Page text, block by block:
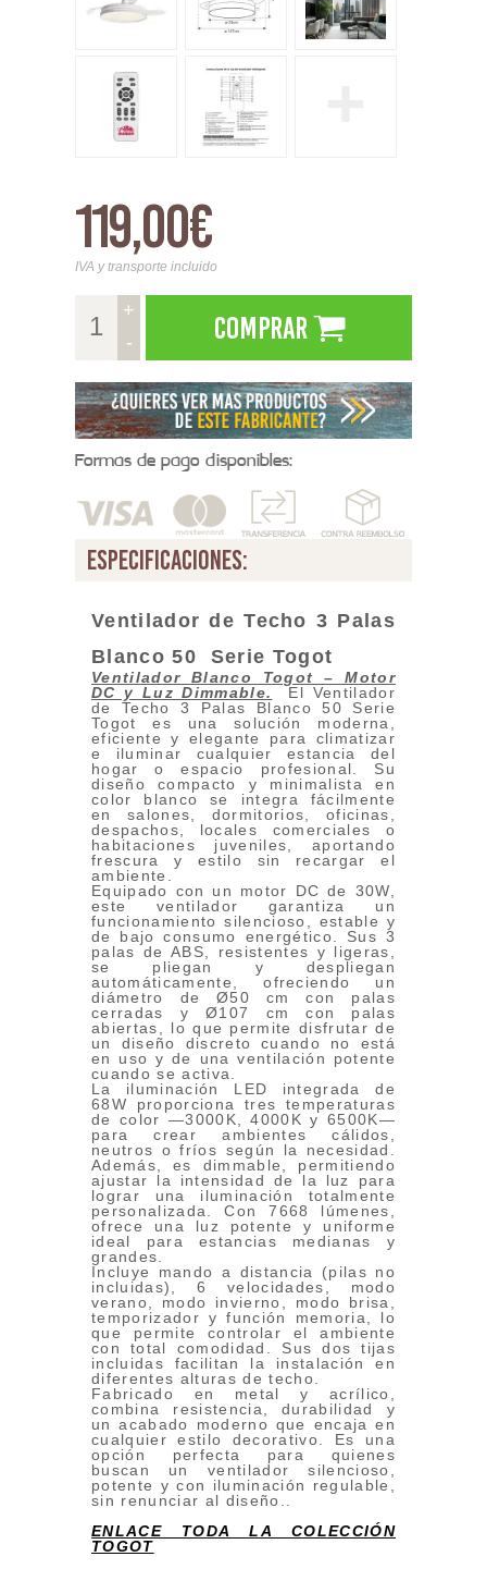
119,00€
IVA y transporte incluido
+
-
Comprar
Formas de pago disponibles:
especificaciones:
Ventilador de Techo 3 Palas
Blanco 50 Serie Togot
Ventilador Blanco Togot – Motor
DC y Luz Dimmable.
El Ventilador
de Techo 3 Palas Blanco 50 Serie
Togot es una solución moderna,
eficiente y elegante para climatizar
e iluminar cualquier estancia del
hogar o espacio profesional. Su
diseño compacto y minimalista en
color blanco se integra fácilmente
en salones, dormitorios, oficinas,
despachos, locales comerciales o
habitaciones juveniles, aportando
frescura y estilo sin recargar el
ambiente.
Equipado con un motor DC de 30W,
este ventilador garantiza un
funcionamiento silencioso, estable y
de bajo consumo energético. Sus 3
palas de ABS, resistentes y ligeras,
se pliegan y despliegan
automáticamente, ofreciendo un
diámetro de Ø50 cm con palas
cerradas y Ø107 cm con palas
abiertas, lo que permite disfrutar de
un diseño discreto cuando no está
en uso y de una ventilación potente
cuando se activa.
La iluminación LED integrada de
68W proporciona tres temperaturas
de color —3000K, 4000K y 6500K—
para crear ambientes cálidos,
neutros o fríos según la necesidad.
Además, es dimmable, permitiendo
ajustar la intensidad de la luz para
lograr una iluminación totalmente
personalizada. Con 7668 lúmenes,
ofrece una luz potente y uniforme
ideal para estancias medianas y
grandes.
Incluye mando a distancia (pilas no
incluidas), 6 velocidades, modo
verano, modo invierno, modo brisa,
temporizador y función memoria, lo
que permite controlar el ambiente
con total comodidad. Sus dos tijas
incluidas facilitan la instalación en
diferentes alturas de techo.
Fabricado en metal y acrílico,
combina resistencia, durabilidad y
un acabado moderno que encaja en
cualquier estilo decorativo. Es una
opción perfecta para quienes
buscan un ventilador silencioso,
potente y con iluminación regulable,
sin renunciar al diseño..
ENLACE TODA LA COLECCIÓN
TOGOT